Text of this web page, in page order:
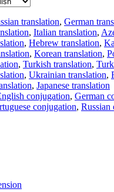
translation, German
, Italian translation,
, Hebrew translation,
, Korean translation,
, Turkish translation,
, Ukrainian translation,
, Japanese translation
conjugation, German
conjugation, Russian